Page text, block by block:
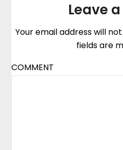
Leave
Your email address will
fields are
COMMENT